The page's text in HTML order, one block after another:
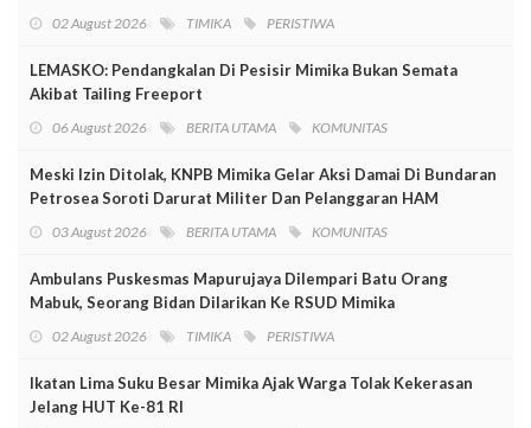
02 August 2026 TIMIKA PERISTIWA
LEMASKO: Pendangkalan Di Pesisir Mimika Bukan Semata
Akibat Tailing Freeport
06 August 2026 BERITA UTAMA KOMUNITAS
Meski Izin Ditolak, KNPB Mimika Gelar Aksi Damai Di Bundaran
Petrosea Soroti Darurat Militer Dan Pelanggaran HAM
03 August 2026 BERITA UTAMA KOMUNITAS
Ambulans Puskesmas Mapurujaya Dilempari Batu Orang
Mabuk, Seorang Bidan Dilarikan Ke RSUD Mimika
02 August 2026 TIMIKA PERISTIWA
Ikatan Lima Suku Besar Mimika Ajak Warga Tolak Kekerasan
Jelang HUT Ke-81 RI